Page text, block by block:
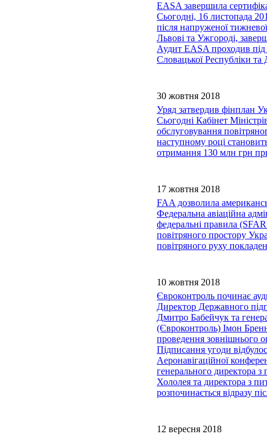
EASA завершила
Сьогодні, 16 листопада
після напруженої
Львові та Ужгороді,
Аудит EASA проходив під
Словацької Республіки та
30 жовтня 2018
Уряд затвердив фінплан
Сьогодні Кабінет
обслуговування
наступному році
отримання 130 млн грн
17 жовтня 2018
FAA дозволила
Федеральна авіаційна
федеральні правила
повітряного простору
повітряного руху
10 жовтня 2018
Євроконтроль починає
Директор Державного
Дмитро Бабейчук та
(Євроконтроль) Імон
проведення зовнішнього
Підписання угоди
Аеронавігаційної
генерального директора з
Хололея та директора з
розпочинається відразу
12 вересня 2018